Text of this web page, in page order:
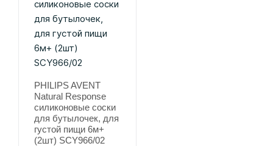
PHILIPS AVENT
Natural Response
силиконовые соски
для бутылочек, для
густой пищи 6м+
(2шт) SCY966/02